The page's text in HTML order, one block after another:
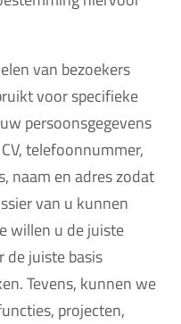
van bezoekers
voor specifieke
persoonsgegevens
telefoonnummer,
naam en adres zodat
van u kunnen
willen u de juiste
de juiste basis
Tevens, kunnen we
projecten,